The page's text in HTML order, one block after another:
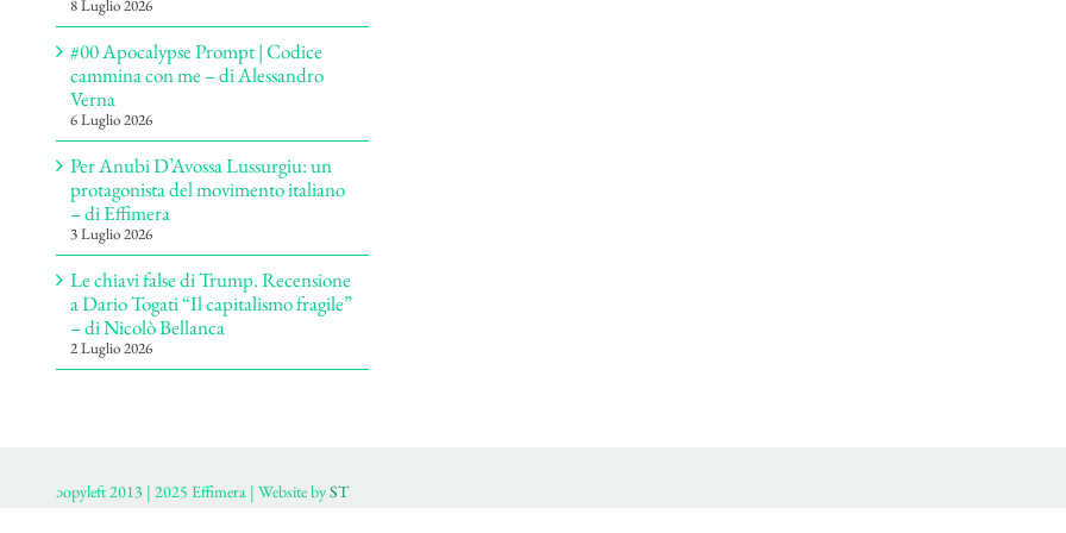
8 Luglio 2026
#00 Apocalypse Prompt | Codice
cammina con me – di Alessandro
Verna
6 Luglio 2026
Per Anubi D’Avossa Lussurgiu: un
protagonista del movimento italiano
– di Effimera
3 Luglio 2026
Le chiavi false di Trump. Recensione
a Dario Togati “Il capitalismo fragile”
– di Nicolò Bellanca
2 Luglio 2026
ɔopyleft 2013 | 2025 Effimera | Website byST